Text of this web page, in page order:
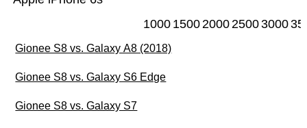
1000 1500200025003000
Gionee S8 vs. Galaxy A8 (2018)
Gionee S8 vs. Galaxy S6 Edge
Gionee S8 vs. Galaxy S7